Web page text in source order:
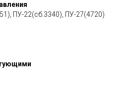
ПУ-22(сб.3340), ПУ-27(4720)